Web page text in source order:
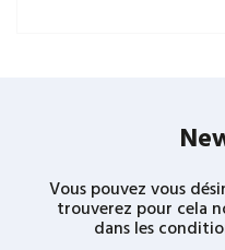
Vous pouvez vous
trouverez pour cela
dans les